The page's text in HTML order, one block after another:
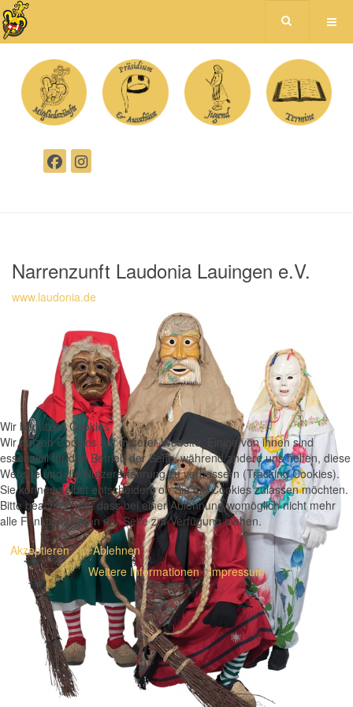
Narrenzunft Laudonia Lauingen e.V.
www.laudonia.de
Wir benutzen Cookies
Wir nutzen Cookies auf unserer Website. Einige von ihnen sind
essenziell für den Betrieb der Seite, während andere uns helfen, diese
Website und die Nutzererfahrung zu verbessern (Tracking Cookies).
Sie können selbst entscheiden, ob Sie die Cookies zulassen möchten.
Bitte beachten Sie, dass bei einer Ablehnung womöglich nicht mehr
alle Funktionalitäten der Seite zur Verfügung stehen.
Akzeptieren
Ablehnen
Weitere Informationen|Impressum